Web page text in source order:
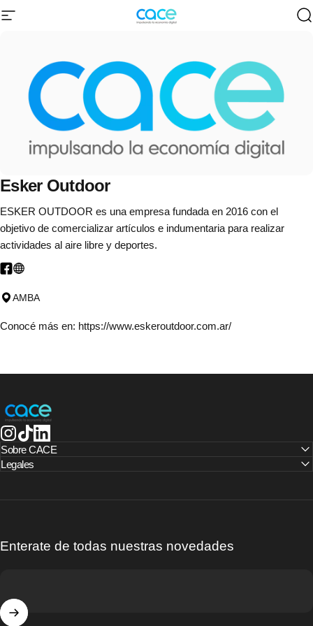
Navegación
CACE | Cámara Argentina de
Esker Outdoor
ESKER OUTDOOR es una empresa fundada en 2016 con el
objetivo de comercializar artículos e indumentaria para realizar
actividades al aire libre y deportes.
AMBA
Conocé más en: https://www.eskeroutdoor.com.ar/
CACE | Cámara Argentina de Comercio Electrónico
Instagram
TikTokLinkedIn
Sobre CACE
Legales
Enterate de todas nuestras novedades